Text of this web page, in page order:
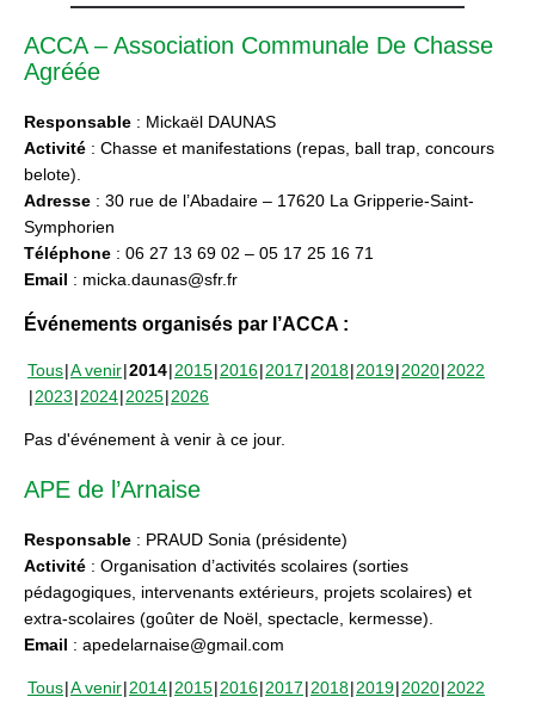
ACCA – Association Communale De Chasse
Agréée
Responsable : Mickaël DAUNAS
Activité : Chasse et manifestations (repas, ball trap, concours
belote).
Adresse : 30 rue de l’Abadaire – 17620 La Gripperie-Saint-
Symphorien
Téléphone : 06 27 13 69 02 – 05 17 25 16 71
Email : micka.daunas@sfr.fr
Événements organisés par l’ACCA :
Tous A venir 2014 2015 2016 2017 2018 2019 2020 2022
2023 2024 2025 2026
Pas d'événement à venir à ce jour.
APE de l’Arnaise
Responsable : PRAUD Sonia (présidente)
Activité : Organisation d’activités scolaires (sorties
pédagogiques, intervenants extérieurs, projets scolaires) et
extra-scolaires (goûter de Noël, spectacle, kermesse).
Email : apedelarnaise@gmail.com
Tous A venir 2014 2015 2016 2017 2018 2019 2020 2022